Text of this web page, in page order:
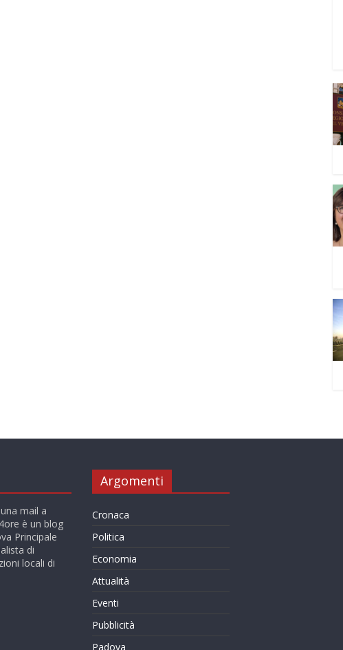
mail a
è un blog
Principale
di
locali di
Argomenti
Cronaca
Politica
Economia
Attualità
Eventi
Pubblicità
Padova